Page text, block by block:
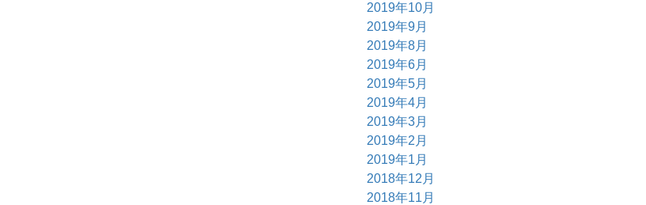
2019年10月
2019年9月
2019年8月
2019年6月
2019年5月
2019年4月
2019年3月
2019年2月
2019年1月
2018年12月
2018年11月